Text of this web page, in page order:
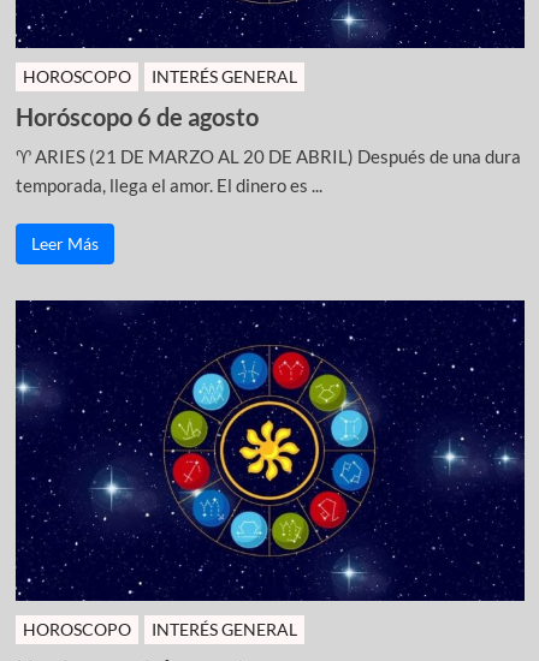
HOROSCOPO INTERÉS GENERAL
Horóscopo 6 de agosto
♈ ARIES (21 DE MARZO AL 20 DE ABRIL) Después de una dura
temporada, llega el amor. El dinero es ...
Leer Más
HOROSCOPO INTERÉS GENERAL